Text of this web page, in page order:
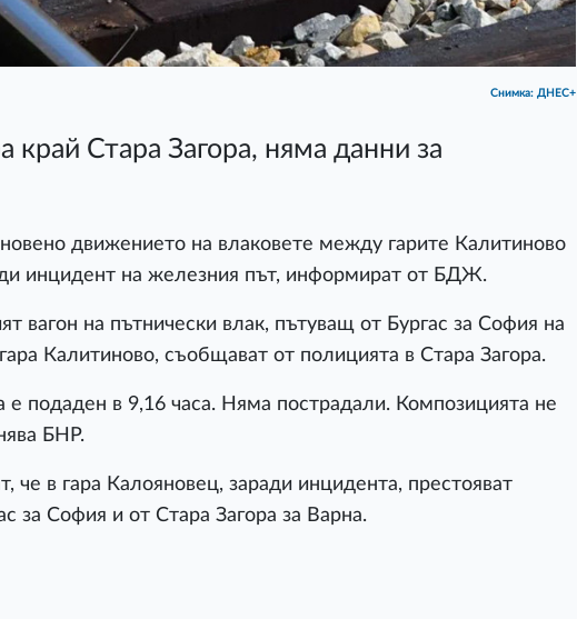
Снимка: ДНЕС+
край Стара Загора, няма данни за
движението на влаковете между гарите Калитиново
инцидент на железния път, информират от БДЖ.
вагон на пътнически влак, пътуващ от Бургас за София на
Калитиново, съобщават от полицията в Стара Загора.
е подаден в 9,16 часа. Няма пострадали. Композицията не
БНР.
в гара Калояновец, заради инцидента, престояват
за София и от Стара Загора за Варна.